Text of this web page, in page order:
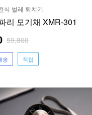
식 벌레 퇴치기
리 모기채 XMR-301
59,800
송 적립